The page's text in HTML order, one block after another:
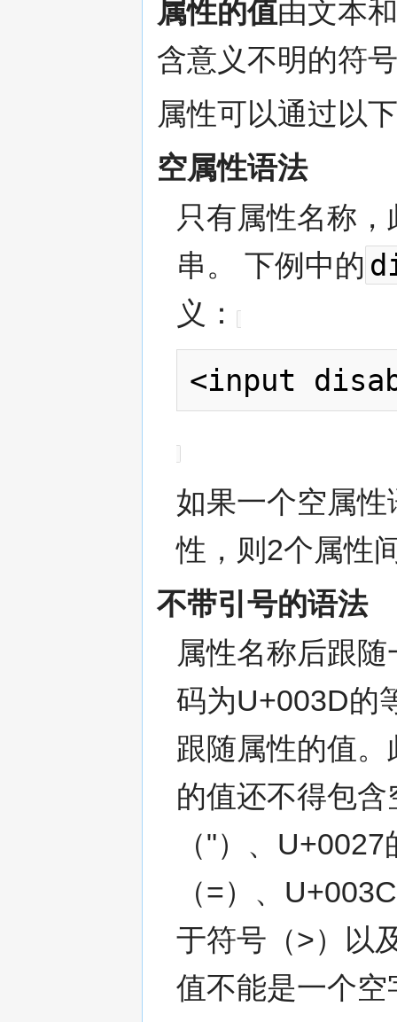
属性的值由文本
含意义不明的符
属性可以通过以
空属性语法
只有属性名称
串。 下例中的
义：
如果一个空属
性，则2个属性
不带引号的语法
属性名称后跟
码为U+003D的
跟随属性的值
的值还不得包
（"）、
（=）、
于符号（>）以
值不能是一个空